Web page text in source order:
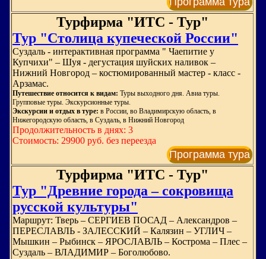
Турфирма "ИТС - Тур"
Тур "Столица купеческой России"
Суздаль - интерактивная программа " Чаепитие у
Купчихи" – Шуя - дегустация шуйских наливок –
Нижний Новгород – костюмированный мастер - класс -
Арзамас.
Путешествие относится к видам: Туры выходного дня. Авиа туры.
Групповые туры. Экскурсионные туры.
Экскурсии и отдых в туре: в России, во Владимирскую область, в
Нижегородскую область, в Суздаль, в Нижний Новгород
Продолжительность в днях: 3
Стоимость: 29900 руб. без переезда
Программа тура
Турфирма "ИТС - Тур"
Тур "Древние города – сокровища
русской культуры"
Маршрут: Тверь – СЕРГИЕВ ПОСАД – Александров –
ПЕРЕСЛАВЛЬ - ЗАЛЕССКИЙ – Калязин – УГЛИЧ –
Мышкин – Рыбинск – ЯРОСЛАВЛЬ – Кострома – Плес –
Суздаль – ВЛАДИМИР – Боголюбово.